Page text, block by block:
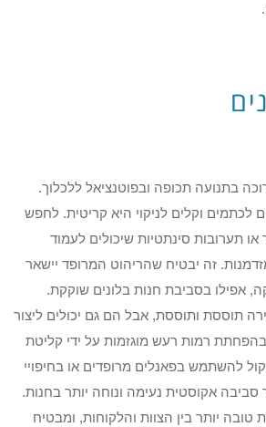
בתנועה תכופה ובפוטנציאל ללכלוך.
לכתמים וקלים לניקוי היא קריטית. לחפש
או תערובות סינתטיות שיכולים לעמוד
זה יבטיח שהריהוט המרופד יישאר
אפילו בסביבת חנות בלונים שוקקת.
תוססת ותוססת, אבל הם גם יכולים ליצור
בהפחתת רמות רעש מוגזמות על ידי קליטת
להשתמש בפאנלים מרופדים או בחיפויי
סביבה אקוסטית נעימה ונוחה יותר בחנות.
טובה יותר בין הצוות והלקוחות, ומבטיח